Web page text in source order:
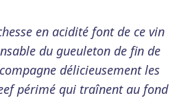
en acidité font de ce vin
du gueuleton de fin de
délicieusement les
périmé qui traînent au fond